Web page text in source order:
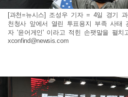
[과천=뉴시스] 조성우 기자 = 4일 경기
천청사 앞에서 열린 투표용지 부족 사태
자 '윤어게인' 이라고 적힌 손팻말을 펼치
xconfind@newsis.com